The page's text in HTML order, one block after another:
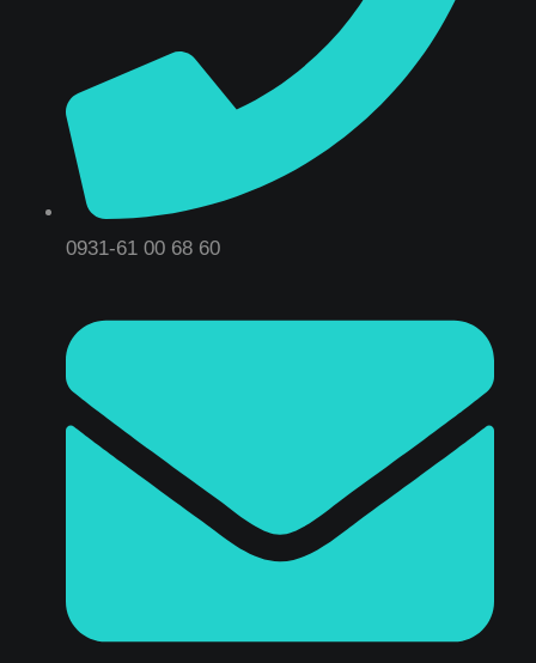
0931-61 00 68 60